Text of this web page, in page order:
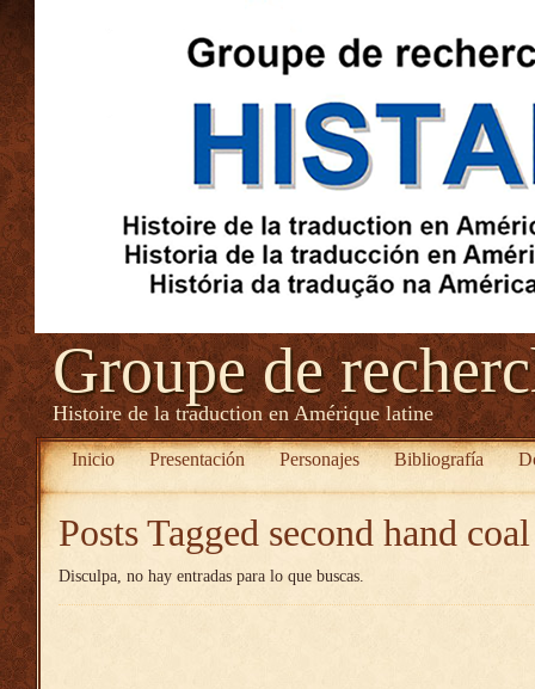
Groupe de
Histoire de la traduction en Amérique latine
Inicio Presentación Personajes Bibliografía
Posts Tagged second hand
Disculpa, no hay entradas para lo que buscas.